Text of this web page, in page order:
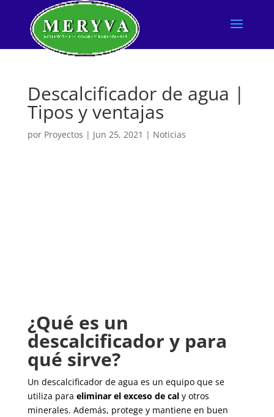
Descalcificador de agua |
Tipos y ventajas
por Proyectos | Jun 25, 2021 | Noticias
¿Qué es un
descalcificador y para
qué sirve?
Un descalcificador de agua es un equipo que se
utiliza para eliminar el exceso de caly otros
minerales. Además, protege y mantiene en buen